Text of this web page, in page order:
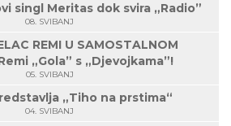
singl Meritas dok svira „Radio”
08. SVIBANJ
REMI U SAMOSTALNOM
„Gola” s „Djevojkama”!
05. SVIBANJ
„Tiho na prstima“
04. SVIBANJ